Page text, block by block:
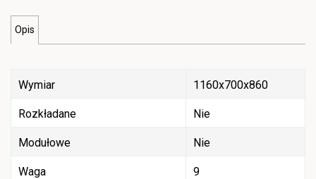
Opis
Wymiar 1160x700x860
Rozkładane Nie
Modułowe Nie
Waga 9